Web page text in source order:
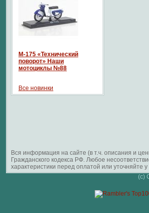
М-175 «Технический
поворот» Наши
мотоциклы №88
Все новинки
Вся информация на сайте (в т.ч. описания и
Гражданского кодекса РФ. Любое
характеристики перед оплатой или уточняйте
(c)